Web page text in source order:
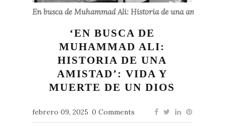
En busca de Muhammad Ali: Historia de una amistad
‘EN BUSCA DE
MUHAMMAD ALI:
HISTORIA DE UNA
AMISTAD’: VIDA Y
MUERTE DE UN DIOS
febrero 09, 2025 0 Comments